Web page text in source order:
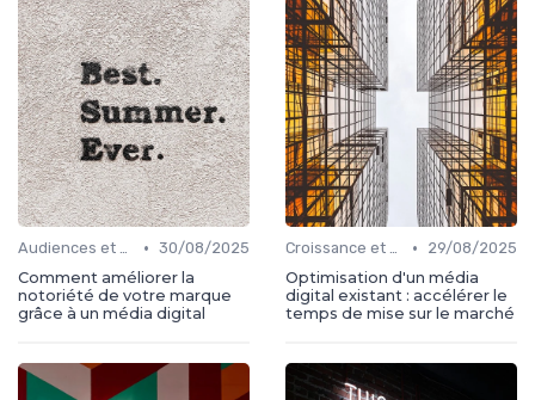
Audiences et engagement • 30/08/2025
Comment améliorer la
notoriété de votre marque
grâce à un média digital
Croissance et développement •
29/08/2025
Optimisation d'un média
digital existant : accélérer le
temps de mise sur le marché